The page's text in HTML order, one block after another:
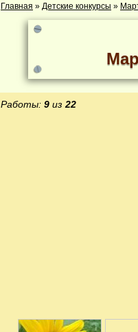
Главная » Детские конкурсы »
Работы: 9 из 22